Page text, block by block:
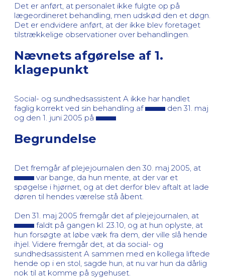
Det er anført, at personalet ikke fulgte op på
lægeordineret behandling, men udskød den et døgn.
Det er endvidere anført, at der ikke blev foretaget
tilstrækkelige observationer over behandlingen.
Nævnets afgørelse af 1.
klagepunkt
Social- og sundhedsassistent A ikke har handlet
faglig korrekt ved sin behandling af
den 31. maj
og den 1. juni 2005 på
Begrundelse
Det fremgår af plejejournalen den 30. maj 2005, at
var bange, da hun mente, at der var et
spøgelse i hjørnet, og at det derfor blev aftalt at lade
døren til hendes værelse stå åbent.
Den 31. maj 2005 fremgår det af plejejournalen, at
faldt på gangen kl. 23.10, og at hun oplyste, at
hun forsøgte at løbe væk fra dem, der ville slå hende
ihjel. Videre fremgår det, at da social- og
sundhedsassistent A sammen med en kollega liftede
hende op i en stol, sagde hun, at nu var hun da dårlig
nok til at komme på sygehuset.